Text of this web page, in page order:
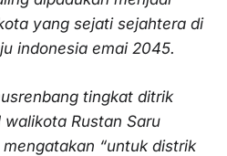
yang sejati sejahtera di
indonesia emai 2045.
tingkat ditrik
Rustan Saru
“untuk distrik